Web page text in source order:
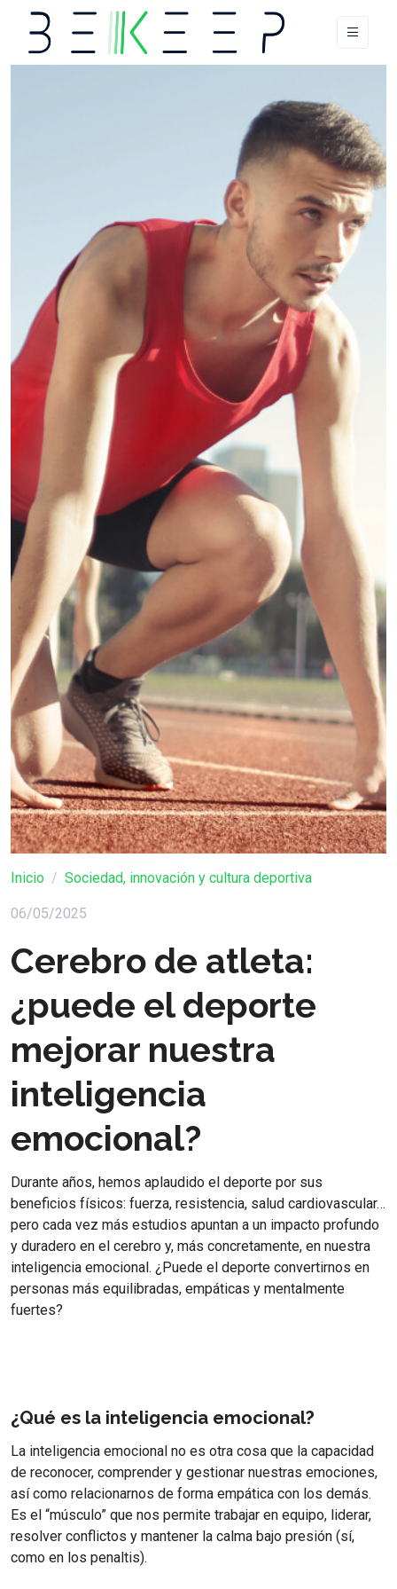
Inicio Sociedad, innovación y cultura deportiva
06/05/2025
Cerebro de atleta:
¿puede el deporte
mejorar nuestra
inteligencia
emocional?
Durante años, hemos aplaudido el deporte por sus
beneficios físicos: fuerza, resistencia, salud cardiovascular…
pero cada vez más estudios apuntan a un impacto profundo
y duradero en el cerebro y, más concretamente, en nuestra
inteligencia emocional. ¿Puede el deporte convertirnos en
personas más equilibradas, empáticas y mentalmente
fuertes?
¿Qué es la inteligencia emocional?
La inteligencia emocional no es otra cosa que la capacidad
de reconocer, comprender y gestionar nuestras emociones,
así como relacionarnos de forma empática con los demás.
Es el “músculo” que nos permite trabajar en equipo, liderar,
resolver conflictos y mantener la calma bajo presión (sí,
como en los penaltis).